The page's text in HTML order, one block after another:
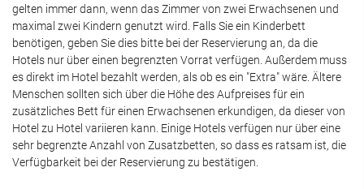
gelten immer dann, wenn das Zimmer von zwei Erwachsenen und
maximal zwei Kindern genutzt wird. Falls Sie ein Kinderbett
benötigen, geben Sie dies bitte bei der Reservierung an, da die
Hotels nur über einen begrenzten Vorrat verfügen. Außerdem muss
es direkt im Hotel bezahlt werden, als ob es ein "Extra" wäre. Ältere
Menschen sollten sich über die Höhe des Aufpreises für ein
zusätzliches Bett für einen Erwachsenen erkundigen, da dieser von
Hotel zu Hotel variieren kann. Einige Hotels verfügen nur über eine
sehr begrenzte Anzahl von Zusatzbetten, so dass es ratsam ist, die
Verfügbarkeit bei der Reservierung zu bestätigen.